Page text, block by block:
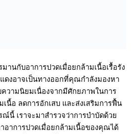
นกับอาการปวดเมื่อยกล้ามเนื้อเรื้อรัง
ดงอาจเป็นทางออกที่คุณกำลังมองหา
วามนิยมเนื่องจากมีศักยภาพในการ
เนื้อ ลดการอักเสบ และส่งเสริมการฟื้น
นี้ เราจะมาสำรวจว่าการบำบัดด้วย
อาการปวดเมื่อยกล้ามเนื้อของคุณได้